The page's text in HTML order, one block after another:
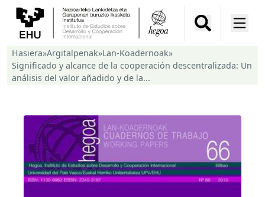
Hasiera»Argitalpenak»Lan-Koadernoak»
Significado y alcance de la cooperación descentralizada: Un
análisis del valor añadido y de la...